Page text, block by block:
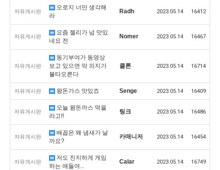
자유게시판
오로지 너만 생각해
라
Radh 2023.05.14 16412
자유게시판
요즘 젤리가 넘 맛있
네요 전
Nomer 2023.05.14 16467
자유게시판
동기부여가 동영상
보고 있으면 막 의지가
불타오른다
클론 2023.05.14 16714
자유게시판 왕돈가스 맛있죠 Senge 2023.05.14 16409
자유게시판
오늘 왕돈까스 먹을
라고!!
팅크 2023.05.14 16486
자유게시판
배꼽은 왜 냄새가 날
까요?
카매니저 2023.05.14 16454
자유게시판
저도 진지하게 게임
하는 애들여...
Calar 2023.05.14 16749